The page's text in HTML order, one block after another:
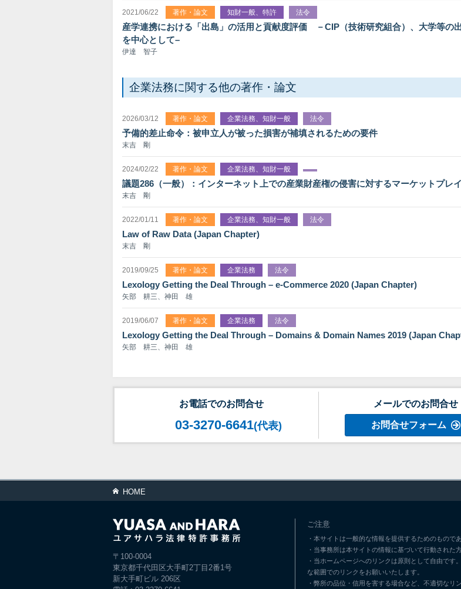
2021/06/22 著作・論文 知財一般、特許 法令
産学連携における「出島」の活用と貢献度評価 －CIP（技術研究組合）、大学等の
を中心として–
伊達 智子
企業法務に関する他の著作・論文
2026/03/12 著作・論文 企業法務、知財一般 法令
予備的差止命令：被申立人が被った損害が補填されるための要件
末吉 剛
2024/02/22 著作・論文 企業法務、知財一般
議題286（一般）：インターネット上での産業財産権の侵害に対するマーケットプレ
末吉 剛
2022/01/11 著作・論文 企業法務、知財一般 法令
Law of Raw Data (Japan Chapter)
末吉 剛
2019/09/25 著作・論文 企業法務 法令
Lexology Getting the Deal Through – e-Commerce 2020 (Japan Chapter)
矢部 耕三、神田 雄
2019/06/07 著作・論文 企業法務 法令
Lexology Getting the Deal Through – Domains & Domain Names 2019 (Japan
矢部 耕三、神田 雄
お電話でのお問合せ
03-3270-6641(代表)
メールでのお問合せ
お問合せフォーム
HOME
〒100-0004
東京都千代田区大手町2丁目2番1号
新大手町ビル 206区
ご注意
・本サイトは一般的な情報を提供するためのもので
・当事務所は本サイトの情報に基づいて行動された
・当ホームページへのリンクは原則として自由で
な範囲でのリンクをお願いいたします。
・弊所の品位・信用を害する場合など、不適切な